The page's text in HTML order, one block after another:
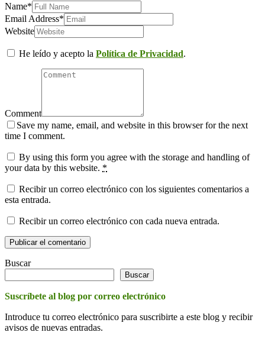
Name*
Email Address*
Website
He leído y acepto la Política de Privacidad.
Comment
Save my name, email, and website in this browser for the next
time I comment.
By using this form you agree with the storage and handling of
your data by this website. *
Recibir un correo electrónico con los siguientes comentarios a
esta entrada.
Recibir un correo electrónico con cada nueva entrada.
Buscar
Buscar
Suscríbete al blog por correo electrónico
Introduce tu correo electrónico para suscribirte a este blog y recibir
avisos de nuevas entradas.